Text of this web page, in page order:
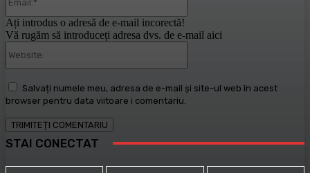
Ați introdus o adresă de e-mail incorectă!
Vă rugăm să introduceți adresa dvs. de e-mail aici
Salvați numele meu, adresa de e-mail și site-ul web în acest
browser pentru data viitoare i comentariu.
STAI CONECTAT